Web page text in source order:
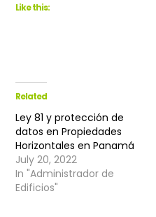
Like this:
Related
Ley 81 y protección de
datos en Propiedades
Horizontales en Panamá
July 20, 2022
In "Administrador de
Edificios"